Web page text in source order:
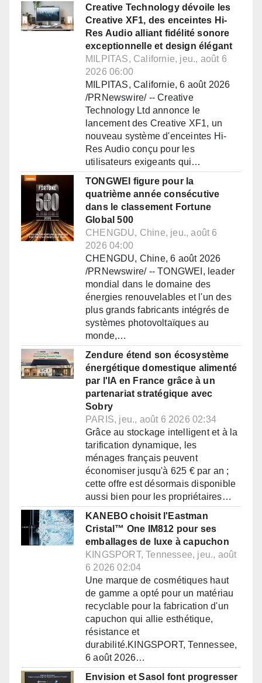
Creative Technology dévoile les
Creative XF1, des enceintes Hi-
Res Audio alliant fidélité sonore
exceptionnelle et design élégant
MILPITAS, Californie, jeu., août 6
2026 06:00
MILPITAS, Californie, 6 août 2026
/PRNewswire/ -- Creative
Technology Ltd annonce le
lancement des Creative XF1, un
nouveau système d'enceintes Hi-
Res Audio conçu pour les
utilisateurs exigeants qui…
TONGWEI figure pour la
quatrième année consécutive
dans le classement Fortune
Global 500
CHENGDU, Chine, jeu., août 6
2026 04:00
CHENGDU, Chine, 6 août 2026
/PRNewswire/ -- TONGWEI, leader
mondial dans le domaine des
énergies renouvelables et l'un des
plus grands fabricants intégrés de
systèmes photovoltaïques au
monde,…
Zendure étend son écosystème
énergétique domestique alimenté
par l'IA en France grâce à un
partenariat stratégique avec
Sobry
PARIS, jeu., août 6 2026 02:34
Grâce au stockage intelligent et à la
tarification dynamique, les
ménages français peuvent
économiser jusqu'à 625 € par an ;
cette offre est désormais disponible
aussi bien pour les propriétaires…
KANEBO choisit l'Eastman
Cristal™ One IM812 pour ses
emballages de luxe à capuchon
KINGSPORT, Tennessee, jeu., août
6 2026 02:04
Une marque de cosmétiques haut
de gamme a opté pour un matériau
recyclable pour la fabrication d'un
capuchon qui allie esthétique,
résistance et
durabilité.KINGSPORT, Tennessee,
6 août 2026…
Envision et Sasol font progresser